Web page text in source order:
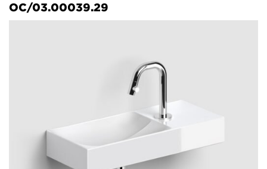
OC/03.00039.29